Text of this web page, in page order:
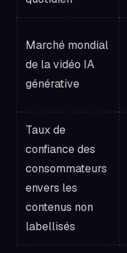
Marché mondial
de la vidéo IA
générative
Taux de
confiance des
consommateurs
envers les
contenus non
labellisés